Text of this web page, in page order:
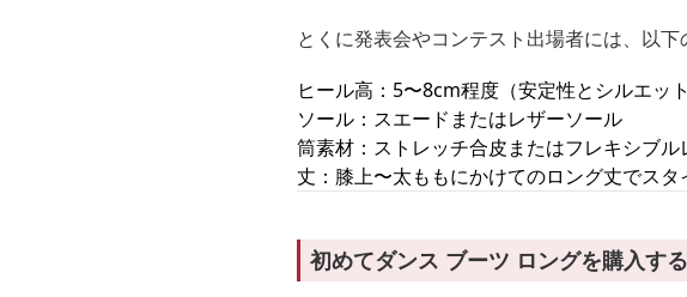
とくに発表会やコンテスト出場者には、以下
ヒール高：5〜8cm程度（安定性とシルエッ
ソール：スエードまたはレザーソール
筒素材：ストレッチ合皮またはフレキシブル
丈：膝上〜太ももにかけてのロング丈でスタ
初めてダンス ブーツ ロングを購入す